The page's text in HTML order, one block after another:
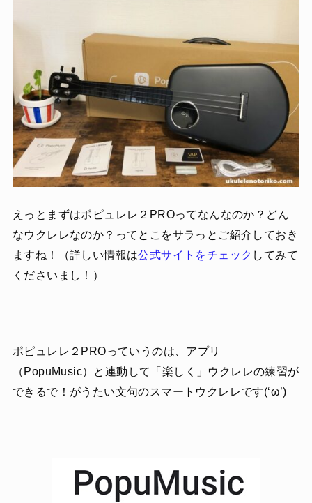
えっとまずはポピュレレ２PROってなんなのか？どん
なウクレレなのか？ってとこをサラっとご紹介しておき
ますね！（詳しい情報は公式サイトをチェック してみて
くださいまし！）
ポピュレレ２PROっていうのは、アプリ
（PopuMusic）と連動して「楽しく」ウクレレの練習が
できるで！がうたい文句のスマートウクレレです(‘ω’)